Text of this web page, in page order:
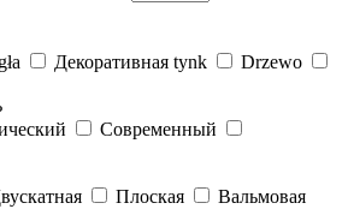
Декоративная tynk
Drzewo
Современный
Плоская
Вальмовая